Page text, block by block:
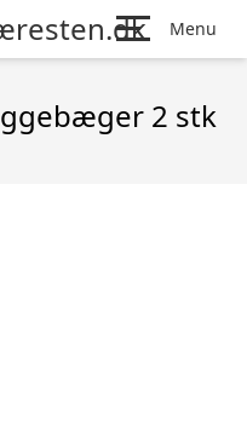
Menu
2 stk